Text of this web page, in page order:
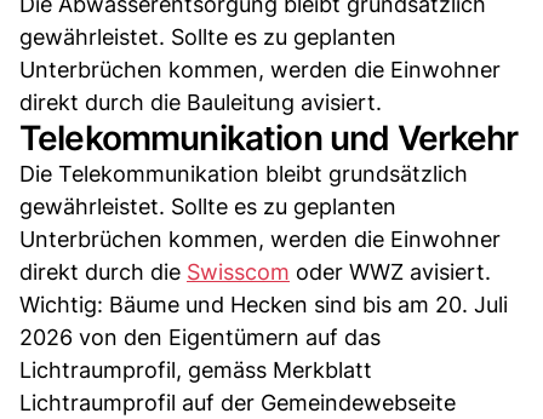
gewährleistet. Sollte es zu geplanten
Unterbrüchen kommen, werden die Einwohner
direkt durch die Bauleitung avisiert.
Telekommunikation und Verkehr
Die Telekommunikation bleibt grundsätzlich
gewährleistet. Sollte es zu geplanten
Unterbrüchen kommen, werden die Einwohner
direkt durch die Swisscom oder WWZ avisiert.
Wichtig: Bäume und Hecken sind bis am 20. Juli
2026 von den Eigentümern auf das
Lichtraumprofil, gemäss Merkblatt
Lichtraumprofil auf der Gemeindewebseite